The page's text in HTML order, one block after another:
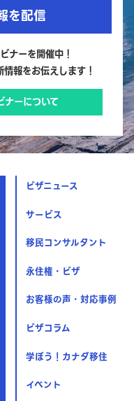
を配信
ナーを開催中！
報をお伝えします！
ナーについて
ビザニュース
サービス
移民コンサルタント
永住権・ビザ
お客様の声・対応事例
ビザコラム
学ぼう！カナダ移住
イベント